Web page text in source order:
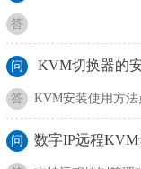
答
问 KVM切换器的
答 KVM安装使用方法
问 数字IP远程KVM